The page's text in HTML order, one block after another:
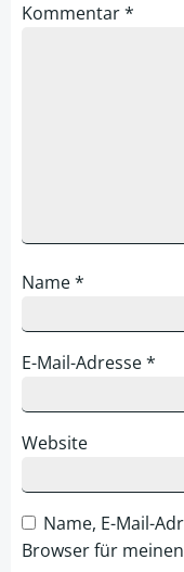
Kommentar*
Name*
E-Mail-Adresse*
Website
Name, E-Mail-
Browser für